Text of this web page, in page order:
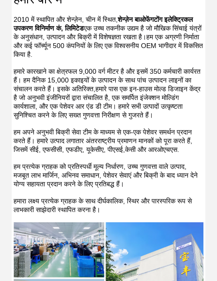
2010 में स्थापित और शेन्ज़ेन, चीन में स्थित,शेन्ज़ेन बाओफेंगटोंग इलेक्ट्रिकल
उपकरण विनिर्माण कं, लिमिटेडएक उच्च तकनीक उद्यम है जो मौखिक सिंचाई यंत्रों
के अनुसंधान, उत्पादन और बिक्री में विशेषज्ञता रखता है।हम एक अग्रणी निर्माता
और कई फॉर्च्यून 500 कंपनियों के लिए एक विश्वसनीय OEM भागीदार में विकसित
किया है.
हमारे कारखाने का क्षेत्रफल 9,000 वर्ग मीटर है और इसमें 350 कर्मचारी कार्यरत
हैं। हम दैनिक 15,000 इकाइयों के उत्पादन के साथ पांच उत्पादन लाइनों का
संचालन करते हैं। इसके अतिरिक्त,हमारे पास एक इन-हाउस मोल्ड डिजाइन केंद्र
है जो अनुभवी इंजीनियरों द्वारा संचालित है, एक समर्पित इंजेक्शन मोल्डिंग
कार्यशाला, और एक पेशेवर आर एंड डी टीम। हमारे सभी उत्पादों उत्कृष्टता
सुनिश्चित करने के लिए सख्त गुणवत्ता निरीक्षण से गुजरते हैं।
हम अपने अनुभवी बिक्री सेवा टीम के माध्यम से एक-एक पेशेवर समर्थन प्रदान
करते हैं। हमारे उत्पाद लगातार अंतरराष्ट्रीय प्रमाणन मानकों को पूरा करते हैं,
जिसमें सीई, एफसीसी, एफडीए, यूकेसीए, पीएसई,केसी और आरओएचएस.
हम प्रत्येक ग्राहक को प्रतिस्पर्धी मूल्य निर्धारण, उच्च गुणवत्ता वाले उत्पाद,
मजबूत लाभ मार्जिन, अभिनव समाधान, पेशेवर सेवाएं और बिक्री के बाद ध्यान देने
योग्य सहायता प्रदान करने के लिए प्रतिबद्ध हैं।
हमारा लक्ष्य प्रत्येक ग्राहक के साथ दीर्घकालिक, स्थिर और पारस्परिक रूप से
लाभकारी साझेदारी स्थापित करना है।